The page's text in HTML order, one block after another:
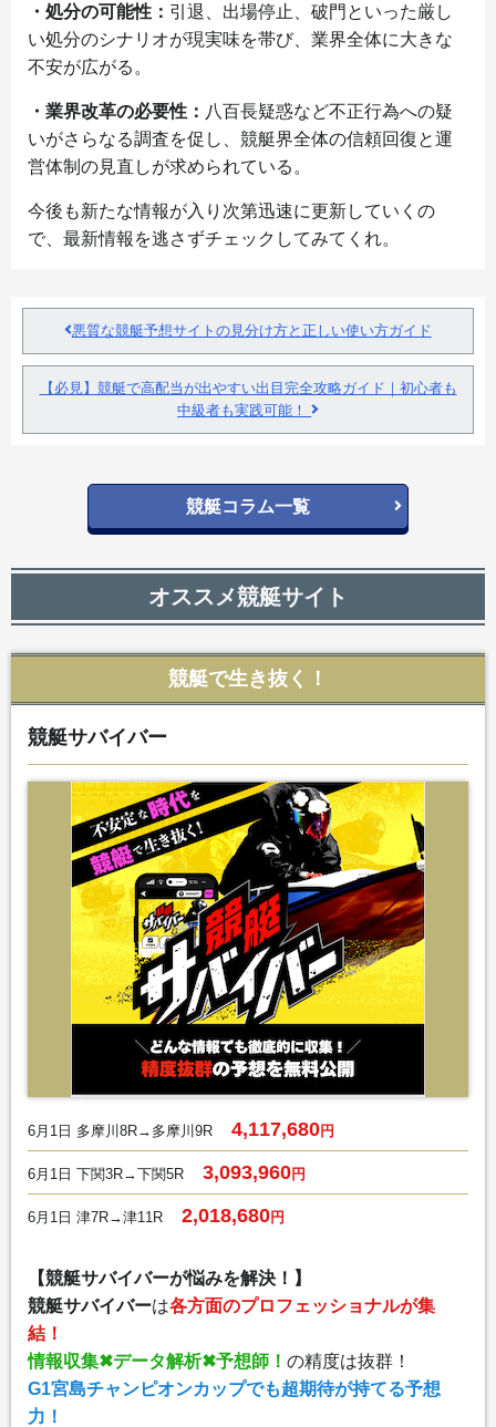
・処分の可能性： 引退、出場停止、破門といった厳し
い処分のシナリオが現実味を帯び、業界全体に大きな
不安が広がる。
・業界改革の必要性： 八百長疑惑など不正行為への疑
いがさらなる調査を促し、競艇界全体の信頼回復と運
営体制の見直しが求められている。
今後も新たな情報が入り次第迅速に更新していくの
で、最新情報を逃さずチェックしてみてくれ。
悪質な競艇予想サイトの見分け方と正しい使い方ガイド
【必見】競艇で高配当が出やすい出目完全攻略ガイド｜初心者も
中級者も実践可能！
競艇コラム一覧
オススメ競艇サイト
競艇で生き抜く！
競艇サバイバー
6月1日 多摩川8R→多摩川9R 4,117,680円
6月1日 下関3R→下関5R 3,093,960円
6月1日 津7R→津11R 2,018,680円
【競艇サバイバーが悩みを解決！】
競艇サバイバーは各方面のプロフェッショナルが集
結！
情報収集✖︎データ解析✖︎予想師！ の精度は抜群！
G1宮島チャンピオンカップでも超期待が持てる予想
力！